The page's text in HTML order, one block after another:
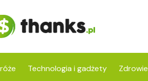
Technologia i gadżety Zdrowie